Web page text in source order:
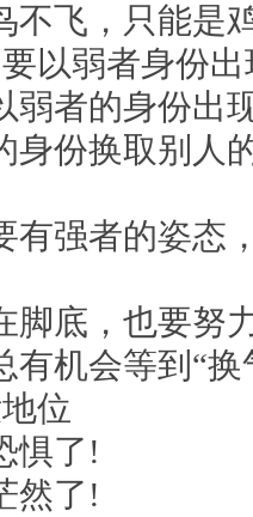
不飞，只能是
以弱者身份出
弱者的身份出
身份换取别人
有强者的姿态
脚底，也要努
有机会等到“
位
惧了!
然了!